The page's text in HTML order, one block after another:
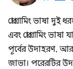
প্রোগ্রামিং ভাষা দুই
এবং প্রোগ্রামিং
পূর্বের উদাহরণ,
জাভা। পরেরটির